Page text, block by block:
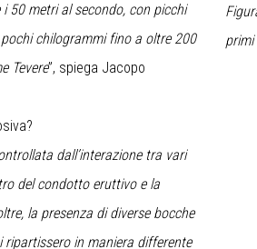
50 metri al secondo, con picchi
chilogrammi fino a oltre 200
Tevere”, spiega Jacopo
dall’interazione tra vari
del condotto eruttivo e la
la presenza di diverse bocche
in maniera differente
primi